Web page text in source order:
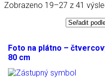
Zobrazeno 19–27 z 41
Foto na plátno –
80 cm